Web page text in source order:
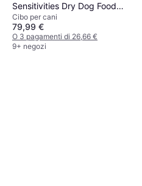
Sensitivities Dry Dog Food
10kg
Cibo per cani
79,99 €
O 3 pagamenti di 26,66 €
9+ negozi